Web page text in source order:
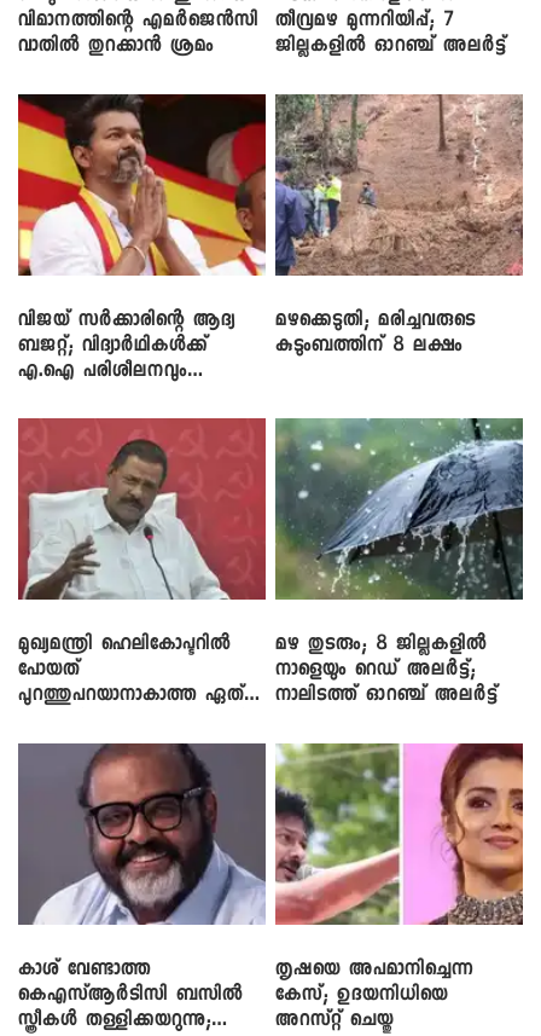
വിമാനത്തിന്റെ എമർജെൻസി
വാതിൽ തുറക്കാൻ ശ്രമം
തീവ്രമഴ മുന്നറിയിപ്പ്; 7
ജില്ലകളിൽ ഓറഞ്ച് അലർട്ട്
വിജയ് സർക്കാരിന്റെ ആദ്യ
ബജറ്റ്; വിദ്യാർഥികൾക്ക്
എ.ഐ പരിശീലനവും
മഴക്കെടുതി; മരിച്ചവരുടെ
കുടുംബത്തിന് 8 ലക്ഷം
മുഖ്യമന്ത്രി ഹെലികോപ്ടറിൽ
പോയത്
പുറത്തുപറയാനാകാത്ത ഏത്
മഴ തുടരും; 8 ജില്ലകളിൽ
നാളെയും റെഡ് അലർട്ട്;
നാലിടത്ത് ഓറഞ്ച് അലർട്ട്
കാശ് വേണ്ടാത്ത
കെഎസ്ആർടിസി ബസിൽ
സ്ത്രീകൾ തള്ളിക്കയറുന്നു;
തൃഷയെ അപമാനിച്ചെന്ന
കേസ്; ഉദയനിധിയെ
അറസ്റ്റ് ചെയ്തു